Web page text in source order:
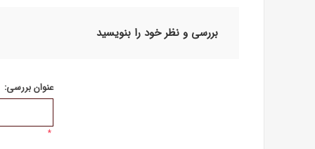
بررسی و نظر خود را بنویسید
عنوان بررسی:
*